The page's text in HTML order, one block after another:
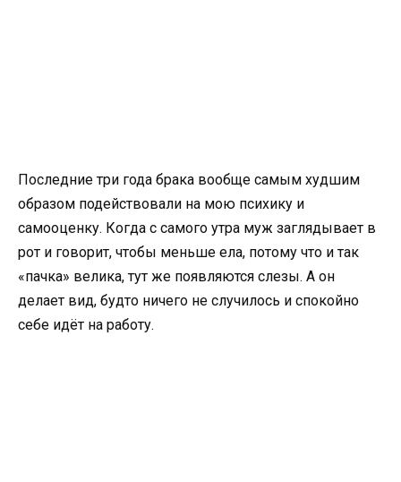
Последние три года брака вообще самым худшим
образом подействовали на мою психику и
самооценку. Когда с самого утра муж заглядывает в
рот и говорит, чтобы меньше ела, потому что и так
«пачка» велика, тут же появляются слезы. А он
делает вид, будто ничего не случилось и спокойно
себе идёт на работу.